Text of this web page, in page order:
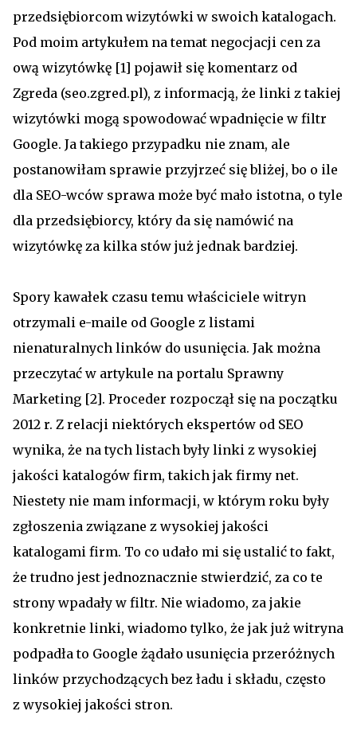
przedsiębiorcom wizytówki w swoich katalogach.
Pod moim artykułem na temat negocjacji cen za
ową wizytówkę [1] pojawił się komentarz od
Zgreda (seo.zgred.pl), z informacją, że linki z takiej
wizytówki mogą spowodować wpadnięcie w filtr
Google. Ja takiego przypadku nie znam, ale
postanowiłam sprawie przyjrzeć się bliżej, bo o ile
dla SEO-wców sprawa może być mało istotna, o tyle
dla przedsiębiorcy, który da się namówić na
wizytówkę za kilka stów już jednak bardziej.
Spory kawałek czasu temu właściciele witryn
otrzymali e-maile od Google z listami
nienaturalnych linków do usunięcia. Jak można
przeczytać w artykule na portalu Sprawny
Marketing [2]. Proceder rozpoczął się na początku
2012 r. Z relacji niektórych ekspertów od SEO
wynika, że na tych listach były linki z wysokiej
jakości katalogów firm, takich jak firmy net.
Niestety nie mam informacji, w którym roku były
zgłoszenia związane z wysokiej jakości
katalogami firm. To co udało mi się ustalić to fakt,
że trudno jest jednoznacznie stwierdzić, za co te
strony wpadały w filtr. Nie wiadomo, za jakie
konkretnie linki, wiadomo tylko, że jak już witryna
podpadła to Google żądało usunięcia przeróżnych
linków przychodzących bez ładu i składu, często
z wysokiej jakości stron.